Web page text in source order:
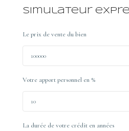
Simulateur
Le prix de vente du bien
Votre apport personnel en %
La durée de votre crédit en années